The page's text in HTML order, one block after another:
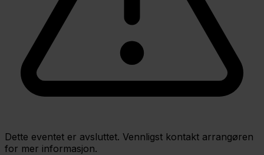
Dette eventet er avsluttet. Vennligst kontakt arrangøren
for mer informasjon.